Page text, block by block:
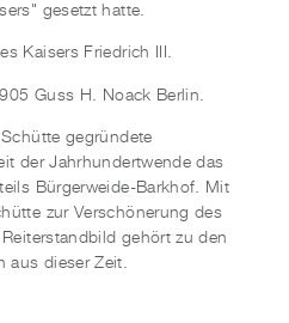
gesetzt hatte.
Kaisers Friedrich III.
Guss H. Noack Berlin.
gegründete
der Jahrhundertwende das
Bürgerweide-Barkhof. Mit
zur Verschönerung des
gehört zu den
aus dieser Zeit.